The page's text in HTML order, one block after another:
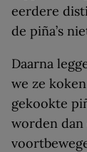
eerdere
de piña’s
Daarna
we ze
gekookte
worden